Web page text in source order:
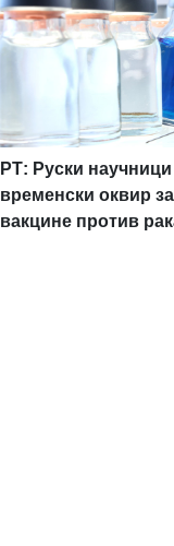
РТ: Руски
временски оквир
вакцине против